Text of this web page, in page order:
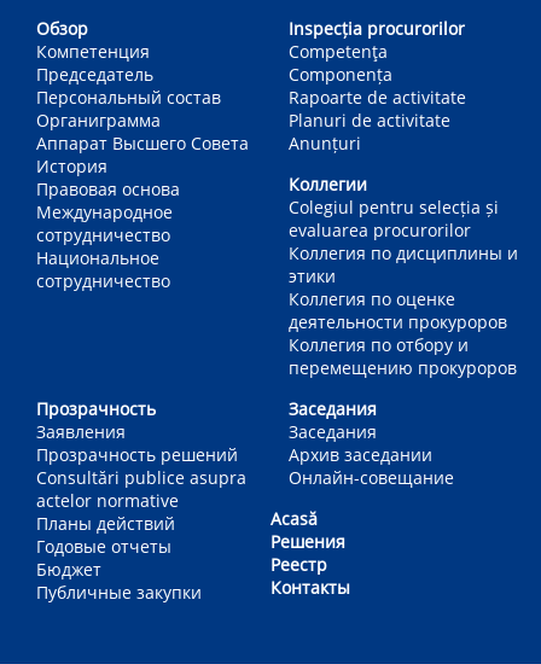
navigation
Обзор
Компетенция
Председатель
Персональный состав
Органиграмма
Аппарат Высшего Совета
История
Правовая основа
Международное
сотрудничество
Национальное
сотрудничество
Inspecția procurorilor
Competenţa
Componența
Rapoarte de activitate
Planuri de activitate
Anunțuri
Коллегии
Colegiul pentru selecția și
evaluarea procurorilor
Коллегия по дисциплины и
этики
Коллегия по оценке
деятельности прокуроров
Коллегия по отбору и
перемещению прокуроров
Прозрачность
Заявления
Прозрачность решений
Consultări publice asupra
actelor normative
Планы действий
Годовые отчеты
Бюджет
Публичные закупки
Заседания
Заседания
Архив заседании
Онлайн-совещание
Acasă
Решения
Реестр
Контакты